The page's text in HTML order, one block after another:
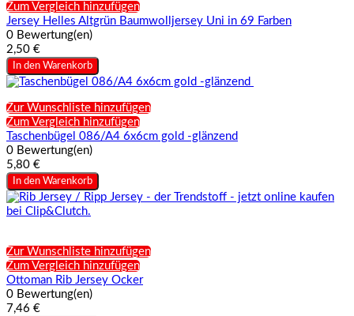
Zum Vergleich hinzufügen
Jersey Helles Altgrün Baumwolljersey Uni in 69 Farben
0 Bewertung(en)
2,50 €
In den Warenkorb
Zur Wunschliste hinzufügen
Zum Vergleich hinzufügen
Taschenbügel 086/A4 6x6cm gold -glänzend
0 Bewertung(en)
5,80 €
In den Warenkorb
Zur Wunschliste hinzufügen
Zum Vergleich hinzufügen
Ottoman Rib Jersey Ocker
0 Bewertung(en)
7,46 €